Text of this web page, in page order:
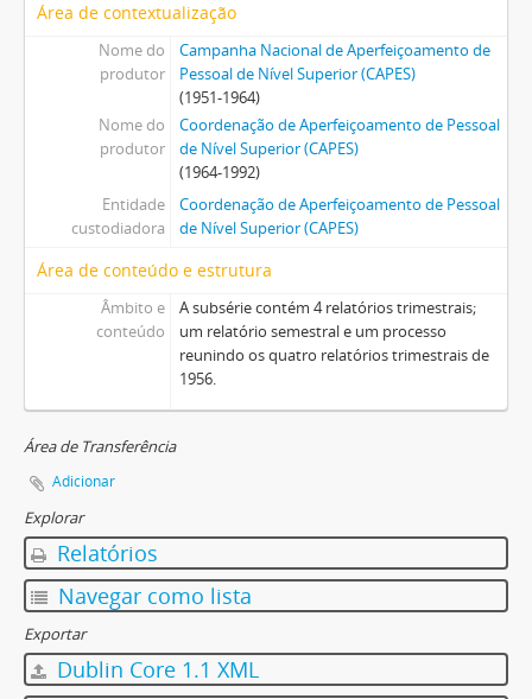
Área de contextualização
Nome do
produtor
Campanha Nacional de Aperfeiçoamento de
Pessoal de Nível Superior (CAPES)
(1951-1964)
Nome do
produtor
Coordenação de Aperfeiçoamento de Pessoal
de Nível Superior (CAPES)
(1964-1992)
Entidade
custodiadora
Coordenação de Aperfeiçoamento de Pessoal
de Nível Superior (CAPES)
Área de conteúdo e estrutura
Âmbito e
conteúdo
A subsérie contém 4 relatórios trimestrais;
um relatório semestral e um processo
reunindo os quatro relatórios trimestrais de
1956.
Área de Transferência
Adicionar
Explorar
Relatórios
Navegar como lista
Exportar
Dublin Core 1.1 XML